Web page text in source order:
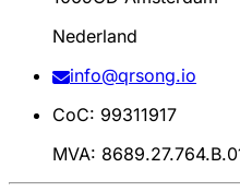
Nederland
info@qrsong.io
CoC: 99311917
MVA: